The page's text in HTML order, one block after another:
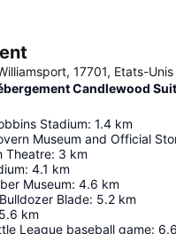
17701, Etats-Unis
Candlewood
Stadium: 1.4 km
Museum and Official
Theatre: 3 km
: 4.1 km
Museum: 4.6 km
Blade: 5.2 km
5.6 km
League baseball game: 6.6